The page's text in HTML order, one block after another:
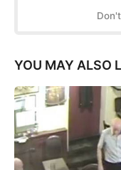
YOU MAY ALSO